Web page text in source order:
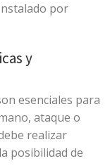
por
y
esenciales para
ataque o
realizar
posibilidad de